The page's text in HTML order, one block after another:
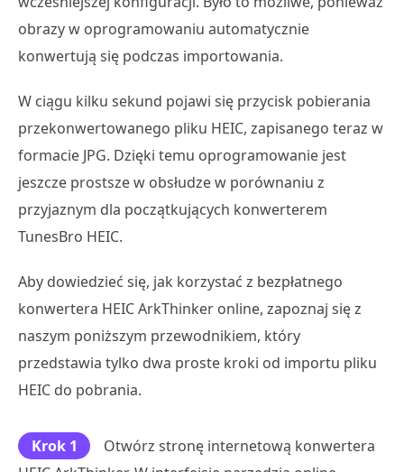
obrazy w oprogramowaniu automatycznie
konwertują się podczas importowania.
W ciągu kilku sekund pojawi się przycisk pobierania
przekonwertowanego pliku HEIC, zapisanego teraz w
formacie JPG. Dzięki temu oprogramowanie jest
jeszcze prostsze w obsłudze w porównaniu z
przyjaznym dla początkujących konwerterem
TunesBro HEIC.
Aby dowiedzieć się, jak korzystać z bezpłatnego
konwertera HEIC ArkThinker online, zapoznaj się z
naszym poniższym przewodnikiem, który
przedstawia tylko dwa proste kroki od importu pliku
HEIC do pobrania.
Krok 1
Otwórz stronę internetową konwertera